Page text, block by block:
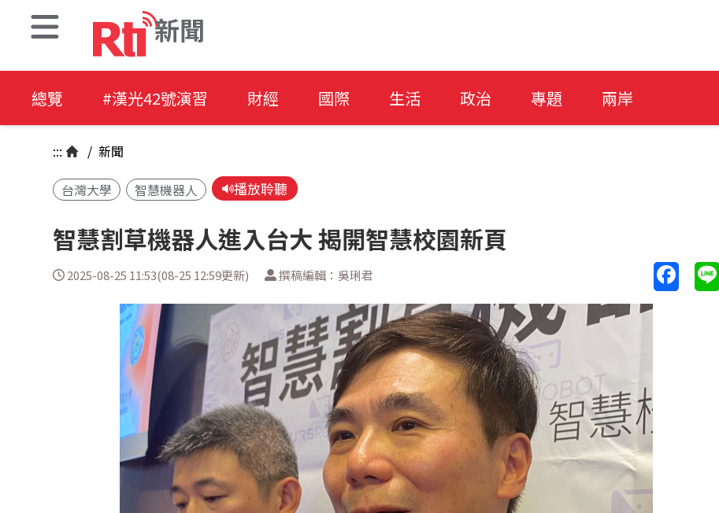
新聞
總覽 #漢光42號演習 財經 國際 生活 政治 專題 兩岸
::: / 新聞
台灣大學 智慧機器人 播放聆聽
智慧割草機器人進入台大 揭開智慧校園新頁
2025-08-25 11:53(08-25 12:59更新) 撰稿編輯：吳琍君